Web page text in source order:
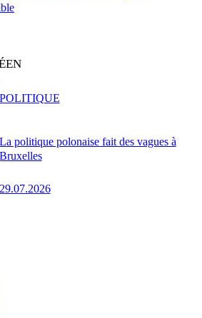
La politique polonaise fait des vagues à
Bruxelles
29.07.2026
POLITIQUE